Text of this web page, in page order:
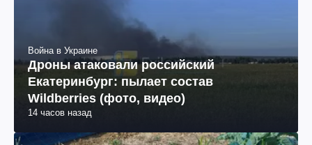
Война в Украине
Дроны атаковали российский
Екатеринбург: пылает состав
Wildberries (фото, видео)
14 часов назад